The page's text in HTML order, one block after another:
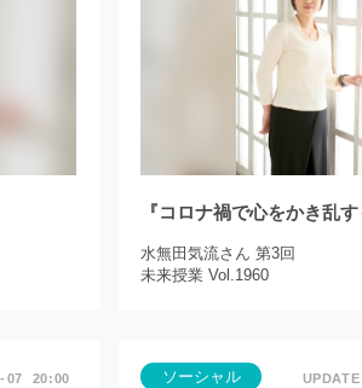
『コロナ禍で心をかき乱す
水無田気流さん 第3回
未来授業 Vol.1960
07 20:00 ソーシャル